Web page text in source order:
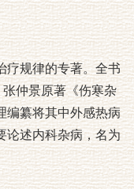
规律的专著。全书
仲景原著《伤寒杂
编纂将其中外感热病
论述内科杂病，名为